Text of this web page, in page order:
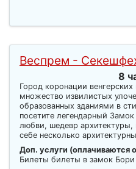
Веспрем -
8
Город коронации
множество извилистых
образованных зданиями в
посетите легендарный
любви, шедевр
себе несколько
Доп. услуги (оплачиваются
Билеты билеты в замок Бори